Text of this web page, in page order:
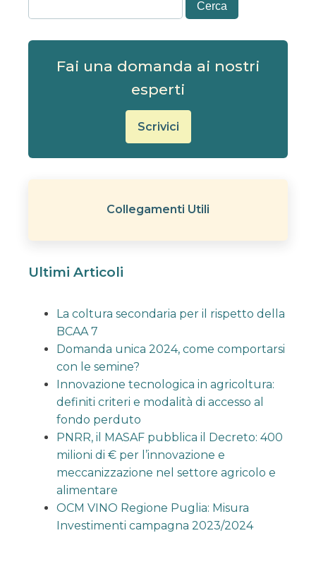
Fai una domanda ai nostri
esperti
Scrivici
Collegamenti Utili
Ultimi Articoli
La coltura secondaria per il rispetto della
BCAA 7
Domanda unica 2024, come comportarsi
con le semine?
Innovazione tecnologica in agricoltura:
definiti criteri e modalità di accesso al
fondo perduto
PNRR, il MASAF pubblica il Decreto: 400
milioni di € per l’innovazione e
meccanizzazione nel settore agricolo e
alimentare
OCM VINO Regione Puglia: Misura
Investimenti campagna 2023/2024